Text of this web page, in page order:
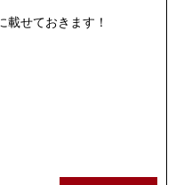
せておきます！